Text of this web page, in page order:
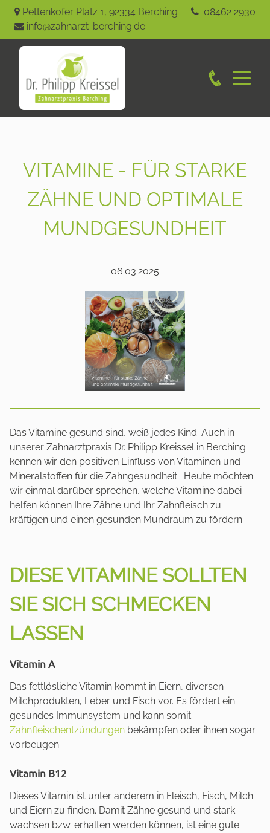
Pettenkofer Platz 1, 92334 Berching
08462 2930
info@zahnarzt-berching.de
VITAMINE - FÜR STARKE
ZÄHNE UND OPTIMALE
MUNDGESUNDHEIT
06.03.2025
Das Vitamine gesund sind, weiß jedes Kind. Auch in
unserer Zahnarztpraxis Dr. Philipp Kreissel in Berching
kennen wir den positiven Einfluss von Vitaminen und
Mineralstoffen für die Zahngesundheit. Heute möchten
wir einmal darüber sprechen, welche Vitamine dabei
helfen können Ihre Zähne und Ihr Zahnfleisch zu
kräftigen und einen gesunden Mundraum zu fördern.
DIESE VITAMINE SOLLTEN
SIE SICH SCHMECKEN
LASSEN
Vitamin A
Das fettlösliche Vitamin kommt in Eiern, diversen
Milchprodukten, Leber und Fisch vor. Es fördert ein
gesundes Immunsystem und kann somit
Zahnfleischentzündungen bekämpfen oder ihnen sogar
vorbeugen.
Vitamin B12
Dieses Vitamin ist unter anderem in Fleisch, Fisch, Milch
und Eiern zu finden. Damit Zähne gesund und stark
wachsen bzw. erhalten werden können, ist eine gute